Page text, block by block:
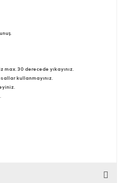
30 derecede yıkayınız.
kullanmayınız.